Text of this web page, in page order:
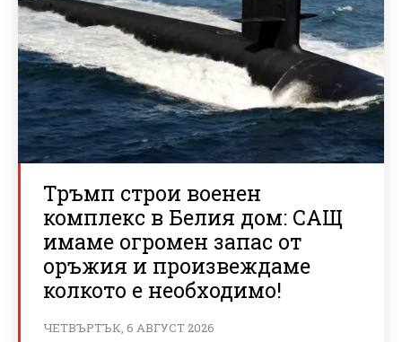
Тръмп строи военен
комплекс в Белия дом: САЩ
имаме огромен запас от
оръжия и произвеждаме
колкото е необходимо!
ЧЕТВЪРТЪК, 6 АВГУСТ 2026